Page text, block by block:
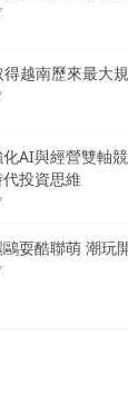
越南歷來最大
AI與經營雙軸
投資思維
耍酷聯萌 潮玩